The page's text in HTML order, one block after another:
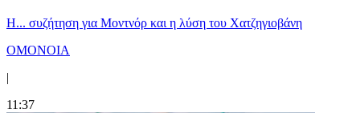
Η... συζήτηση για Μοντνόρ και η λύση του Χατζηγιοβάνη
ΟΜΟΝΟΙΑ
|
11:37